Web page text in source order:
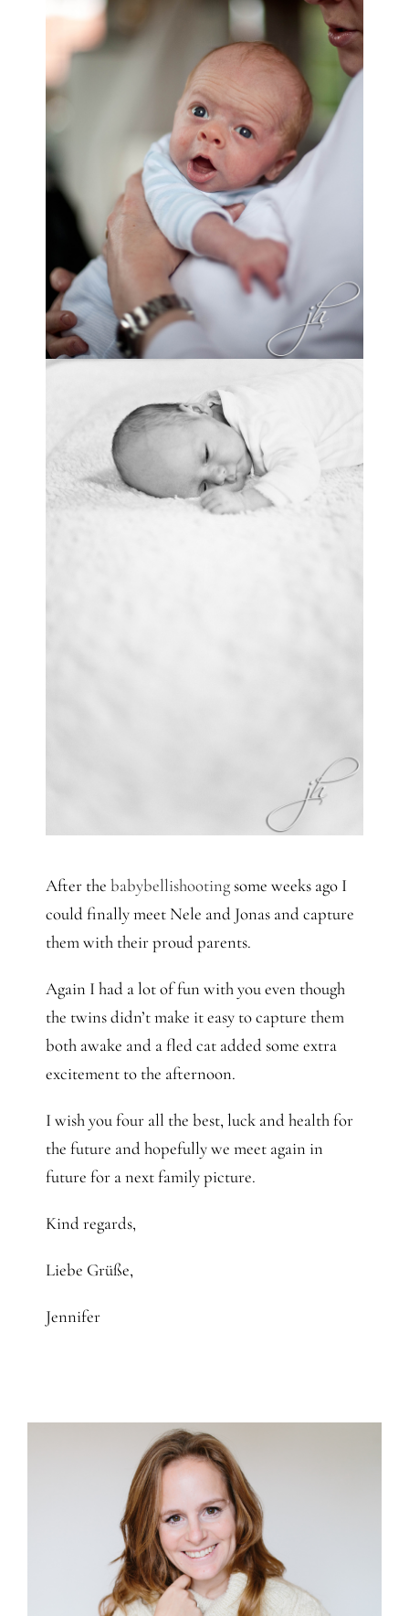
After the babybellishootingsome weeks ago I
could finally meet Nele and Jonas and capture
them with their proud parents.
Again I had a lot of fun with you even though
the twins didn’t make it easy to capture them
both awake and a fled cat added some extra
excitement to the afternoon.
I wish you four all the best, luck and health for
the future and hopefully we meet again in
future for a next family picture.
Kind regards,
Liebe Grüße,
Jennifer